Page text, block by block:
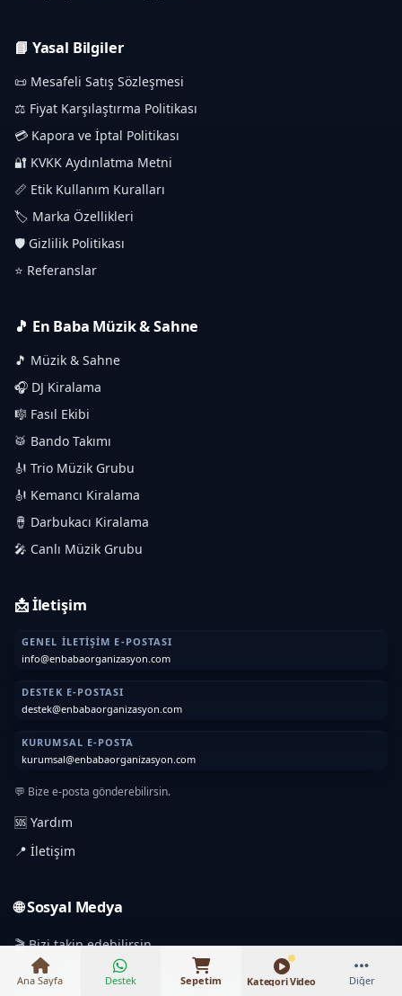
📘 Yasal Bilgiler
📜 Mesafeli Satış Sözleşmesi
⚖️ Fiyat Karşılaştırma Politikası
💳 Kapora ve İptal Politikası
🔐 KVKK Aydınlatma Metni
📏 Etik Kullanım Kuralları
🏷️ Marka Özellikleri
🛡️ Gizlilik Politikası
⭐ Referanslar
🎵 En Baba Müzik & Sahne
🎵 Müzik & Sahne
🎧 DJ Kiralama
🎼 Fasıl Ekibi
🥁 Bando Takımı
🎻 Trio Müzik Grubu
🎻 Kemancı Kiralama
🪘 Darbukacı Kiralama
🎤 Canlı Müzik Grubu
📩 İletişim
GENEL İLETIŞIM E-POSTASI
info@enbabaorganizasyon.com
DESTEK E-POSTASI
destek@enbabaorganizasyon.com
KURUMSAL E-POSTA
kurumsal@enbabaorganizasyon.com
💬 Bize e-posta gönderebilirsin.
🆘 Yardım
📍 İletişim
🌐 Sosyal Medya
🎬 Bizi takip edebilirsin.
Instagram TikTok
Ana Sayfa Destek Sepetim Kategori Video Diğer